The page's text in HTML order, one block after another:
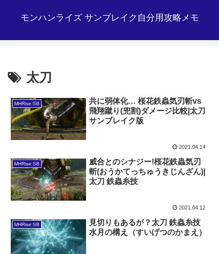
モンハンライズ サンブレイク自分用攻略メモ
太刀
MHRise:SB
共に弱体化… 桜花鉄蟲気刃斬vs
飛翔蹴り(兜割)ダメージ比較|太刀
サンブレイク版
2021.04.14
MHRise:SB
威合とのシナジー!桜花鉄蟲気刃
斬(おうかてっちゅうきじんざん)|
太刀 鉄蟲糸技
2021.04.12
MHRise:SB
見切りもあるが？太刀 鉄蟲糸技
水月の構え（すいげつのかまえ）